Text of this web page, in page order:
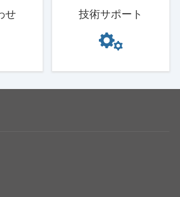
せ 技術サポート